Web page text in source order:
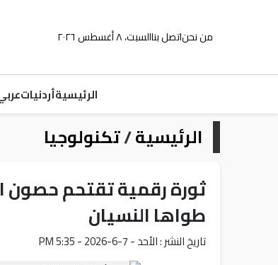
من نحناتصل بناالسبت، ٨ أغسطس ٢٠٢٦
الرئيسيةأردنيات
الرئيسية/تكنولوجيا
ثورة رقمية تقتحم
طواها النسيان
تاريخ النشر : الأحد - 7-6-2026 - 5:35 PM